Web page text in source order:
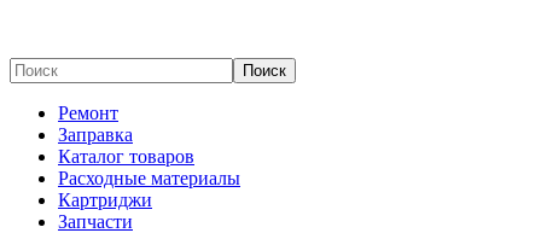
Поиск
Ремонт
Заправка
Каталог товаров
Расходные материалы
Картриджи
Запчасти